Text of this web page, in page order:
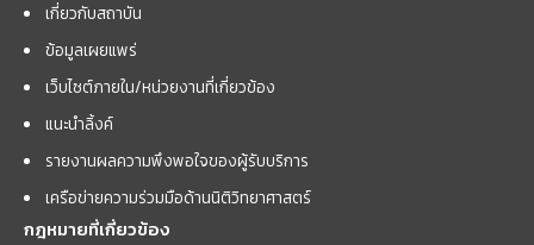
เกี่ยวกับสถาบัน
ข้อมูลเผยแพร่
เว็บไซต์ภายใน/หน่วยงานที่เกี่ยวข้อง
แนะนำลิ้งค์
รายงานผลความพึงพอใจของผู้รับบริการ
เครือข่ายความร่วมมือด้านนิติวิทยาศาสตร์
กฎหมายที่เกี่ยวข้อง